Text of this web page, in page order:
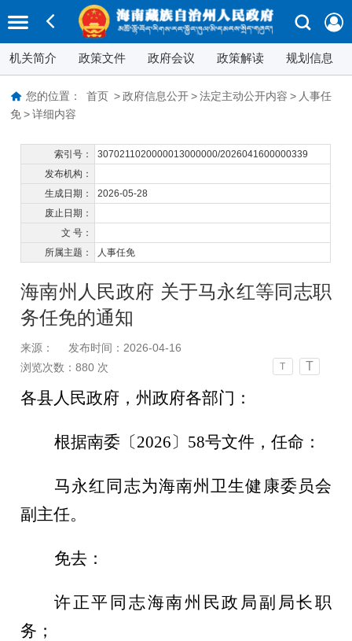
机关简介 政策文件 政府会议 政策解读 规划信息
您的位置： 首页 > 政府信息公开 > 法定主动公开内容 > 人事任
免 > 详细内容
索引号：
3070211020000013000000/2026041600000339
发布机构：
生成日期：
2026-05-28
废止日期：
文 号：
所属主题：
人事任免
海南州人民政府 关于马永红等同志职
务任免的通知
来源：
发布时间：2026-04-16
浏览次数：880 次 T T
各县人民政府，州政府各部门：
根据南委〔2026〕 58号文件，任命：
马永红同志为海南州卫生健康委员会
副主任。
免去：
许正平同志海南州民政局副局长职
务；